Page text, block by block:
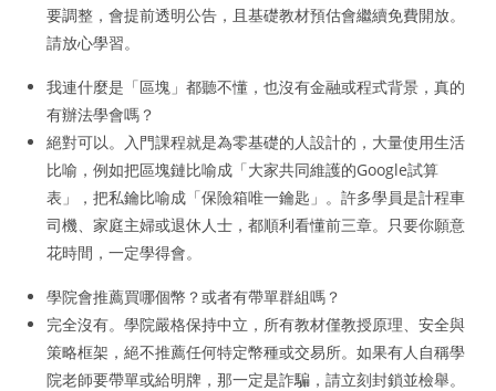
要調整，會提前透明公告，且基礎教材預估會繼續免費開放。
請放心學習。
我連什麼是「區塊」都聽不懂，也沒有金融或程式背景，真的
有辦法學會嗎？
絕對可以。入門課程就是為零基礎的人設計的，大量使用生活
比喻，例如把區塊鏈比喻成「大家共同維護的Google試算
表」，把私鑰比喻成「保險箱唯一鑰匙」。許多學員是計程車
司機、家庭主婦或退休人士，都順利看懂前三章。只要你願意
花時間，一定學得會。
學院會推薦買哪個幣？或者有帶單群組嗎？
完全沒有。學院嚴格保持中立，所有教材僅教授原理、安全與
策略框架，絕不推薦任何特定幣種或交易所。如果有人自稱學
院老師要帶單或給明牌，那一定是詐騙，請立刻封鎖並檢舉。